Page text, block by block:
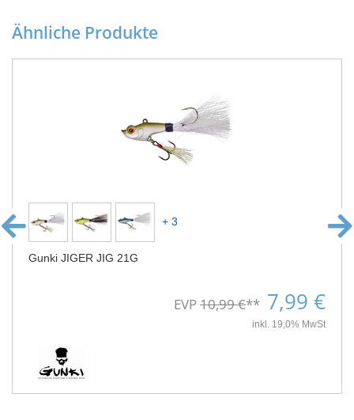
Ähnliche Produkte
+ 3
Gunki JIGER JIG 21G
EVP10,99 €** 7,99 €
inkl. 19,0% MwSt